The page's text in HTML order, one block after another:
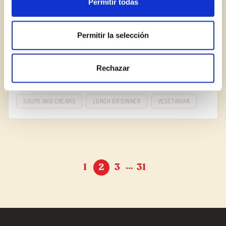
Permitir todas
Permitir la selección
Rechazar
Curried Pumpkin Soup
SOUPS AND CREAMS LUNCH OR DINNER VEGETARIAN
1 2 3 … 31